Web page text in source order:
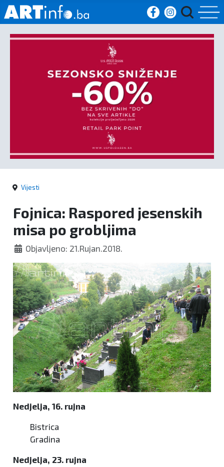
Početna
Vijesti
Crna
kronika
Politika
Zanimljivosti
Vijesti
Fojnica: Raspored jesenskih
misa po grobljima
Objavljeno: 21.Rujan.2018.
Nedjelja, 16. rujna
Bistrica
Gradina
Nedjelja, 23. rujna